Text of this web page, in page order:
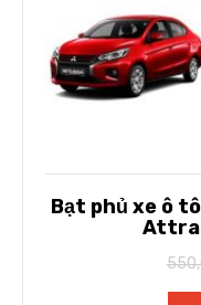
Bạt phủ xe ô